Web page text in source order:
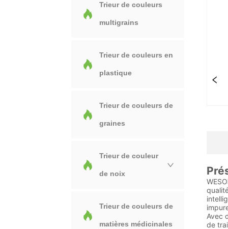
Trieur de couleurs
multigrains
Trieur de couleurs en
plastique
Trieur de couleurs de
graines
Trieur de couleur
de noix
Trieur de couleurs de
matières médicinales
Avec
de